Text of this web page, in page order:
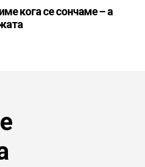
кога се сончаме – а